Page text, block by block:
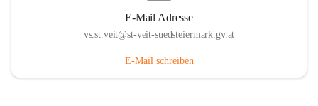
E-Mail Adresse
vs.st.veit@st-veit-suedsteiermark.gv.at
E-Mail schreiben